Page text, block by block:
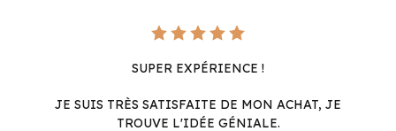
SUPER EXPÉRIENCE !
JE SUIS TRÈS SATISFAITE DE MON ACHAT, JE
TROUVE L'IDÉE GÉNIALE.